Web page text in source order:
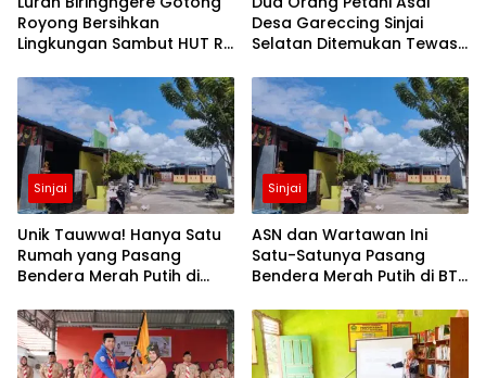
Royong Bersihkan
Lingkungan Sambut HUT RI
Desa Gareccing Sinjai
Selatan Ditemukan Tewas,
Kasian”
Sinjai
Unik Tauwwa! Hanya Satu
Rumah yang Pasang
Bendera Merah Putih di
Sinjai
Sinjai
ASN dan Wartawan Ini
Satu-Satunya Pasang
Bendera Merah Putih di BTN